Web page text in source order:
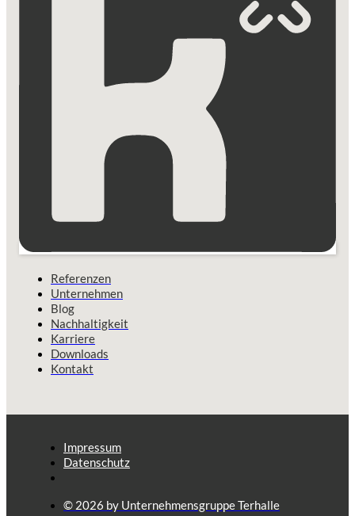
Referenzen
Unternehmen
Blog
Nachhaltigkeit
Karriere
Downloads
Kontakt
Impressum
Datenschutz
© 2026 by Unternehmensgruppe Terhalle